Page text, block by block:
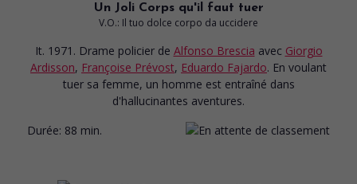
Un Joli Corps qu'il faut tuer
V.O.: Il tuo dolce corpo da uccidere
It. 1971. Drame policier de Alfonso Brescia avec Giorgio
Ardisson, Françoise Prévost, Eduardo Fajardo. En voulant
tuer sa femme, un homme est entraîné dans
d'hallucinantes aventures.
Durée: 88 min.